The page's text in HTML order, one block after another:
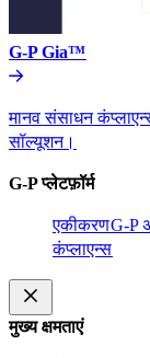
G-P Gia™​​
मानव संसाधन
सॉल्यूशन।​​
G-P प्लेटफ़ॉर्म​​
एकीकरण​​G-P
कंप्लाएन्स​​
मुख्य क्षमताएं​​